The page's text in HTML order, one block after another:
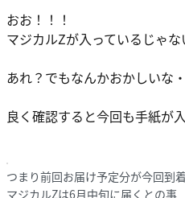
おお！！！
マジカルZが入っているじゃ
あれ？でもなんかおかしいな
良く確認すると今回も手紙が
つまり前回お届け予定分が今回到
マジカルZは6月中旬に届くとの事